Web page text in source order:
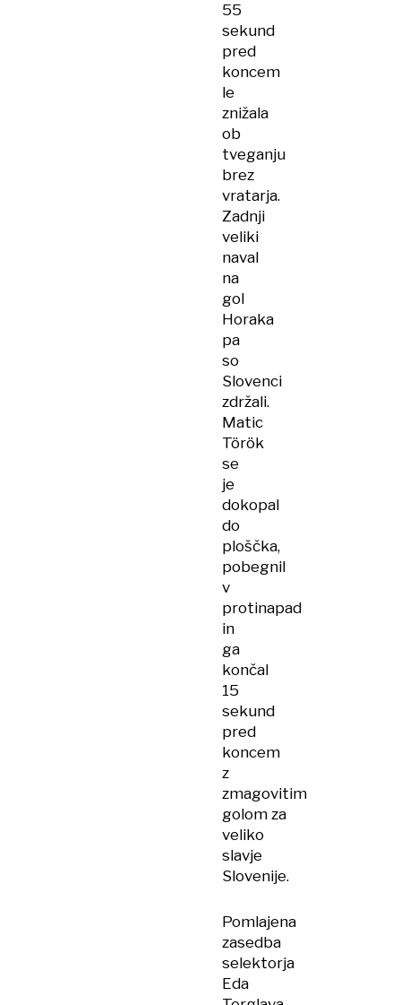
55
sekund
pred
koncem
le
znižala
ob
tveganju
brez
vratarja.
Zadnji
veliki
naval
na
gol
Horaka
pa
so
Slovenci
zdržali.
Matic
Török
se
je
dokopal
do
ploščka,
pobegnil
v
protinapad
in
ga
končal
15
sekund
pred
koncem
z
zmagovitim
golom za
veliko
slavje
Slovenije.
Pomlajena
zasedba
selektorja
Eda